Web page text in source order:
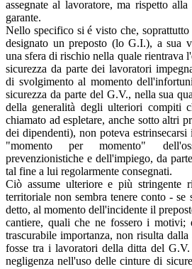
assegnate al lavoratore, ma rispetto
garante.
Nello specifico si é visto che, soprattutto
designato un preposto (lo G.I.), a sua
una sfera di rischio nella quale rientrava
sicurezza da parte dei lavoratori
di svolgimento al momento
sicurezza da parte del G.V., nella sua
della generalità degli ulteriori compiti
chiamato ad espletare, anche sotto altri
dei dipendenti), non poteva
"momento per momento"
prevenzionistiche e dell'impiego, da
tal fine a lui regolarmente consegnati.
Ciò assume ulteriore e più
territoriale non sembra tenere conto - se
detto, al momento dell'incidente il
cantiere, quali che ne fossero i motivi;
trascurabile importanza, non risulta
fosse tra i lavoratori della ditta del G.V.
negligenza nell'uso delle cinture di